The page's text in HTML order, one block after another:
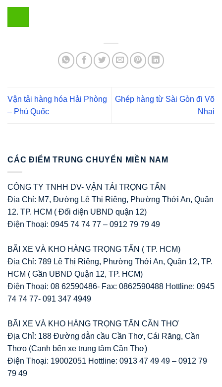
Vận tải hàng hóa Hải Phòng
– Phú Quốc
Ghép hàng từ Sài Gòn đi Võ
Nhai
CÁC ĐIỂM TRUNG CHUYỂN MIỀN NAM
CÔNG TY TNHH DV- VẬN TẢI TRỌNG TẤN
Địa Chỉ: M7, Đường Lê Thị Riêng, Phường Thới An, Quận
12. TP. HCM ( Đối diện UBND quận 12)
Điện Thoại: 0945 74 74 77 – 0912 79 79 49
BÃI XE VÀ KHO HÀNG TRỌNG TẤN ( TP. HCM)
Địa Chỉ: 789 Lê Thị Riêng, Phường Thới An, Quận 12, TP.
HCM ( Gần UBND Quận 12, TP. HCM)
Điện Thoại: 08 62590486- Fax: 0862590488 Hottline: 0945
74 74 77- 091 347 4949
BÃI XE VÀ KHO HÀNG TRỌNG TẤN CẦN THƠ
Địa Chỉ: 188 Đường dẫn cầu Cần Thơ, Cái Răng, Cần
Thơo (Cạnh bến xe trung tâm Cần Thơ)
Điện Thoại: 19002051 Hottline: 0913 47 49 49 – 0912 79
79 49